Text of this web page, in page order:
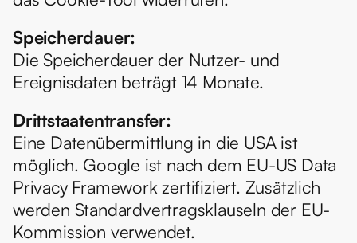
Speicherdauer:
Die Speicherdauer der Nutzer- und
Ereignisdaten beträgt 14 Monate.
Drittstaatentransfer:
Eine Datenübermittlung in die USA ist
möglich. Google ist nach dem EU-US Data
Privacy Framework zertifiziert. Zusätzlich
werden Standardvertragsklauseln der EU-
Kommission verwendet.